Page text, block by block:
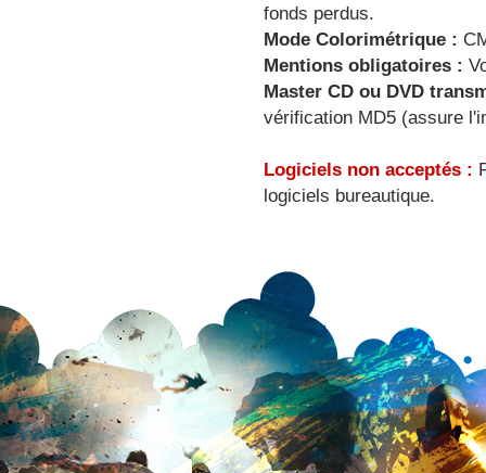
fonds perdus.
Mode Colorimétrique :
Mentions obligatoires :
Master CD ou DVD
vérification MD5 (assure
Logiciels non acceptés :
logiciels bureautique.